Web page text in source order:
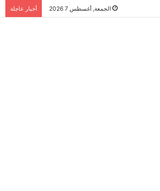
الجمعة, أغسطس 7 2026 أخبار عاجلة